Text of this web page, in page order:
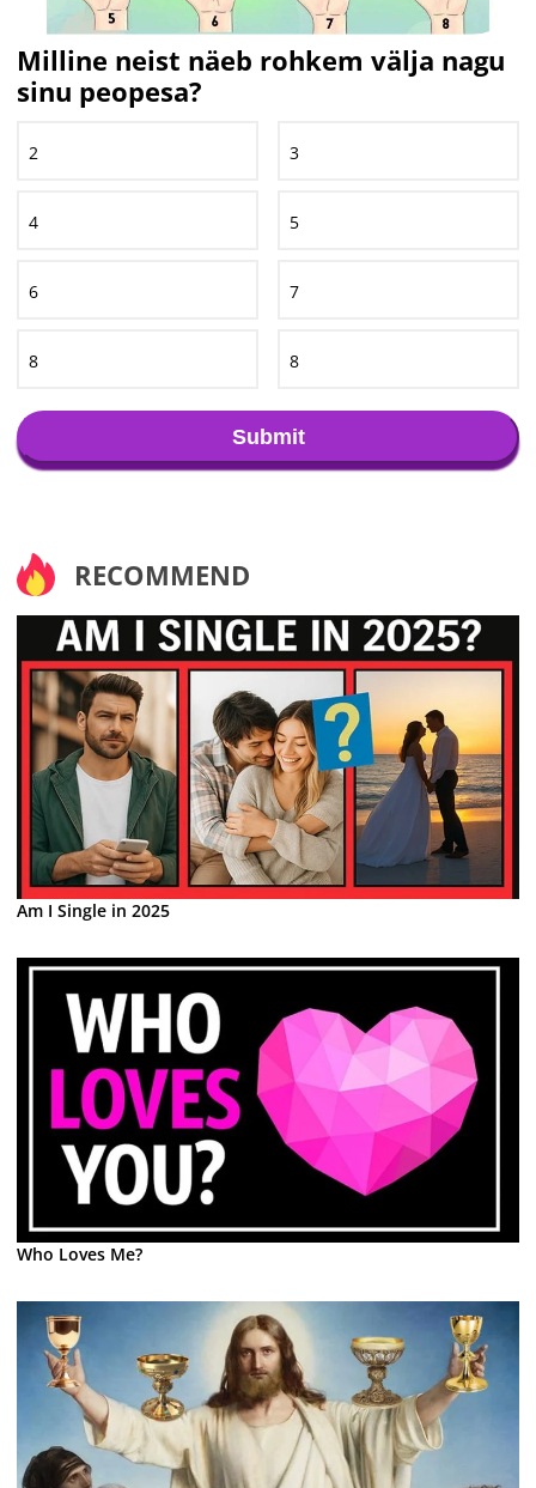
Milline neist näeb rohkem välja nagu
sinu peopesa?
2 3
4 5
6 7
8 8
Submit
RECOMMEND
Am I Single in 2025
Who Loves Me?